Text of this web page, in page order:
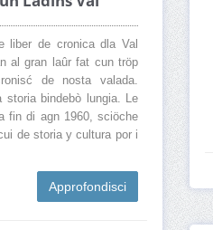
liber de cronica dla Val
al gran laûr fat cun tröp
de nosta valada.
storia bindebò lungia. Le
fin di agn 1960, sciöche
de storia y cultura por i
Approfondisci